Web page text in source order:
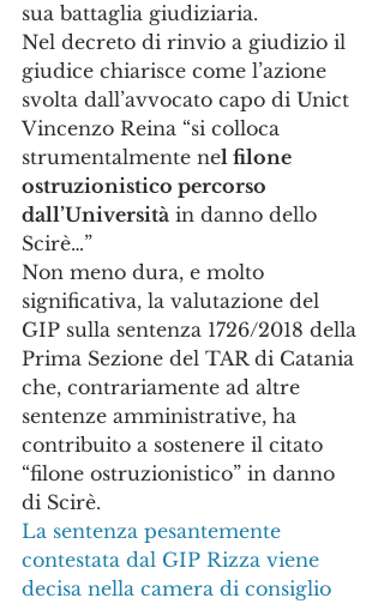
sua battaglia giudiziaria.
Nel decreto di rinvio a giudizio il
giudice chiarisce come l’azione
svolta dall’avvocato capo di Unict
Vincenzo Reina “si colloca
strumentalmente nel filone
ostruzionistico percorso
dall’Università in danno dello
Scirè…”
Non meno dura, e molto
significativa, la valutazione del
GIP sulla sentenza 1726/2018 della
Prima Sezione del TAR di Catania
che, contrariamente ad altre
sentenze amministrative, ha
contribuito a sostenere il citato
“filone ostruzionistico” in danno
di Scirè.
La sentenza pesantemente
contestata dal GIP Rizza viene
decisa nella camera di consiglio